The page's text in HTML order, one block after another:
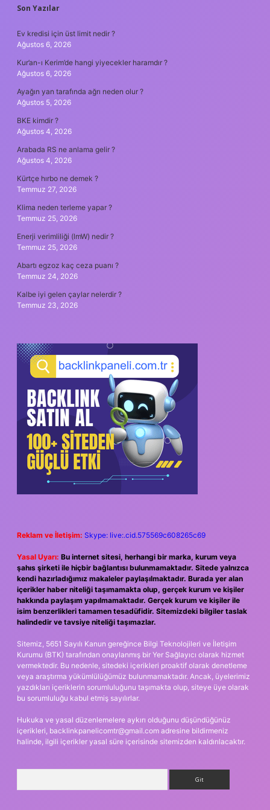
SIDEBAR
Son Yazılar
Ev kredisi için üst limit nedir ?
Ağustos 6, 2026
Kur’an-ı Kerim’de hangi yiyecekler haramdır ?
Ağustos 6, 2026
Ayağın yan tarafında ağrı neden olur ?
Ağustos 5, 2026
BKE kimdir ?
Ağustos 4, 2026
Arabada RS ne anlama gelir ?
Ağustos 4, 2026
Kürtçe hırbo ne demek ?
Temmuz 27, 2026
Klima neden terleme yapar ?
Temmuz 25, 2026
Enerji verimliliği (lmW) nedir ?
Temmuz 25, 2026
Abartı egzoz kaç ceza puanı ?
Temmuz 24, 2026
Kalbe iyi gelen çaylar nelerdir ?
Temmuz 23, 2026
Reklam ve İletişim: Skype: live:.cid.575569c608265c69
Yasal Uyarı: Bu internet sitesi, herhangi bir marka, kurum veya
şahıs şirketi ile hiçbir bağlantısı bulunmamaktadır. Sitede yalnızca
kendi hazırladığımız makaleler paylaşılmaktadır. Burada yer alan
içerikler haber niteliği taşımamakta olup, gerçek kurum ve kişiler
hakkında paylaşım yapılmamaktadır. Gerçek kurum ve kişiler ile
isim benzerlikleri tamamen tesadüfidir. Sitemizdeki bilgiler taslak
halindedir ve tavsiye niteliği taşımazlar.
Sitemiz, 5651 Sayılı Kanun gereğince Bilgi Teknolojileri ve İletişim
Kurumu (BTK) tarafından onaylanmış bir Yer Sağlayıcı olarak hizmet
vermektedir. Bu nedenle, sitedeki içerikleri proaktif olarak denetleme
veya araştırma yükümlülüğümüz bulunmamaktadır. Ancak, üyelerimiz
yazdıkları içeriklerin sorumluluğunu taşımakta olup, siteye üye olarak
bu sorumluluğu kabul etmiş sayılırlar.
Hukuka ve yasal düzenlemelere aykırı olduğunu düşündüğünüz
içerikleri, backlinkpanelicomtr@gmail.com adresine bildirmeniz
halinde, ilgili içerikler yasal süre içerisinde sitemizden kaldırılacaktır.